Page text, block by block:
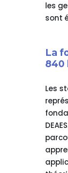
les
sont
La
840
Les